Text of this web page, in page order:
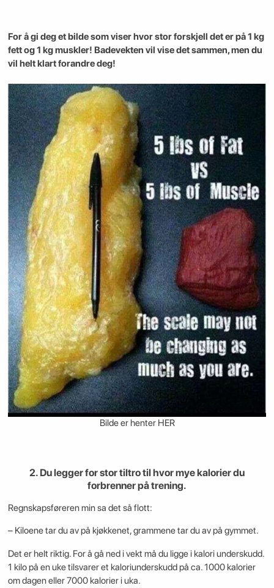
For å gi deg et bilde som viser hvor stor forskjell det er på 1 kg
fett og 1 kg muskler! Badevekten vil vise det sammen, men du
vil helt klart forandre deg!
Bilde er henter HER
2. Du legger for stor tiltro til hvor mye kalorier du
forbrenner på trening.
Regnskapsføreren min sa det så flott:
– Kiloene tar du av på kjøkkenet, grammene tar du av på gymmet.
Det er helt riktig. For å gå ned i vekt må du ligge i kalori underskudd.
1 kilo på en uke tilsvarer et kaloriunderskudd på ca. 1000 kalorier
om dagen eller 7000 kalorier i uka.